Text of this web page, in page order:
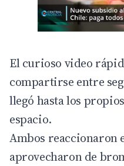
El curioso video
compartirse entre
llegó hasta los
espacio.
Ambos reaccionaron
aprovecharon de